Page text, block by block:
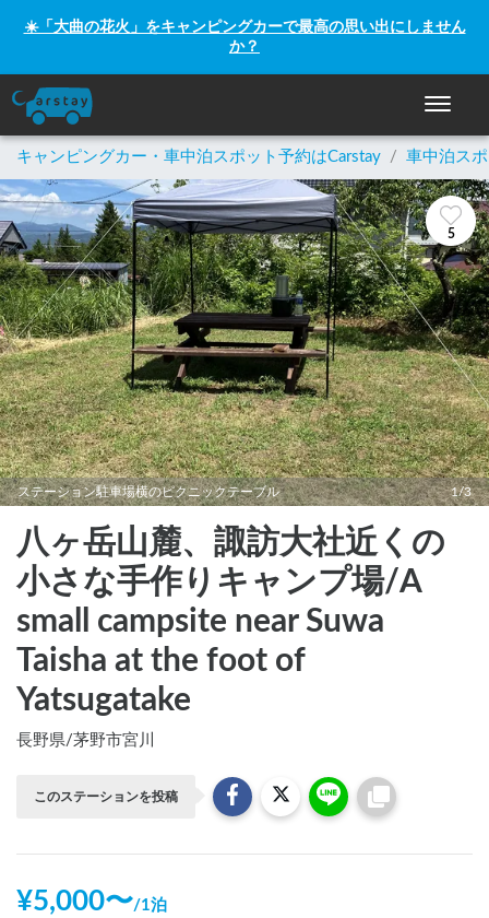
☀️「大曲の花火」をキャンピングカーで最高の思い出にしません
か？
ナビゲ
キャンピングカー・車中泊スポット予約はCarstay / 車中泊ス
5
ステーション駐車場横のピクニックテーブル 1/3
八ヶ岳山麓、諏訪大社近くの
小さな手作りキャンプ場/A
small campsite near Suwa
Taisha at the foot of
Yatsugatake
長野県/茅野市宮川
このステーションを投稿
¥5,000〜/1泊